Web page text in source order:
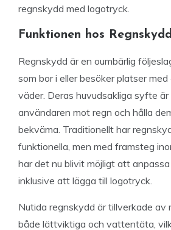
regnskydd med logotryck.
Funktionen hos Regnskydd
Regnskydd är en oumbärlig
som bor i eller besöker platser
väder. Deras huvudsakliga syfte
användaren mot regn och hålla
bekväma. Traditionellt har
funktionella, men med framsteg
har det nu blivit möjligt att
inklusive att lägga till logotryck.
Nutida regnskydd är tillverkade av
både lättviktiga och vattentäta,